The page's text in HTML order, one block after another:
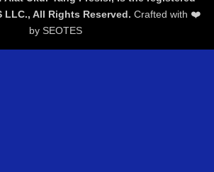
LLC., All Rights Reserved. Crafted with ❤️
by SEOTES